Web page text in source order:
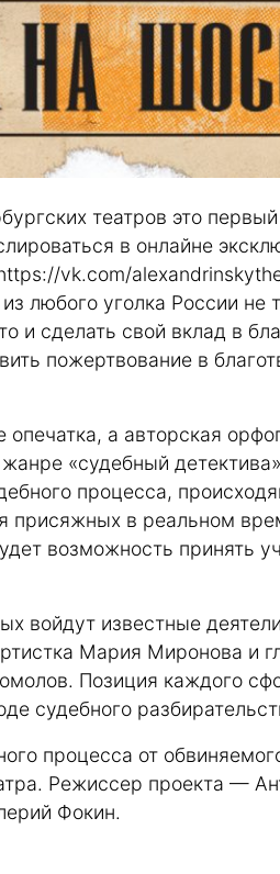
театров это
в онлайне
vk.com/
любого уголка России не
и сделать свой вклад в
пожертвование в
а авторская
«судебный
процесса,
присяжных в реальном
возможность принять
войдут известные
Мария Миронова и
Позиция каждого
судебного
процесса от
Режиссер проекта —
Фокин.